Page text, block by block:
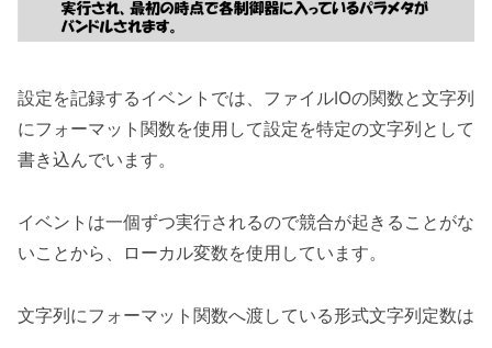
設定を記録するイベントでは、ファイルIOの関数と文字列
にフォーマット関数を使用して設定を特定の文字列として
書き込んでいます。
イベントは一個ずつ実行されるので競合が起きることがな
いことから、ローカル変数を使用しています。
文字列にフォーマット関数へ渡している形式文字列定数は